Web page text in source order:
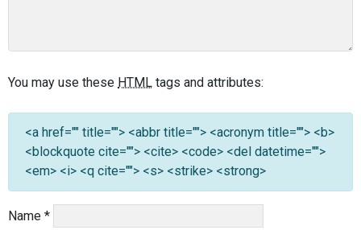
You may use these HTML tags and attributes:
<a href="" title=""> <abbr title=""> <acronym title=""> <b>
<blockquote cite=""> <cite> <code> <del datetime="">
<em> <i> <q cite=""> <s> <strike> <strong>
Name *